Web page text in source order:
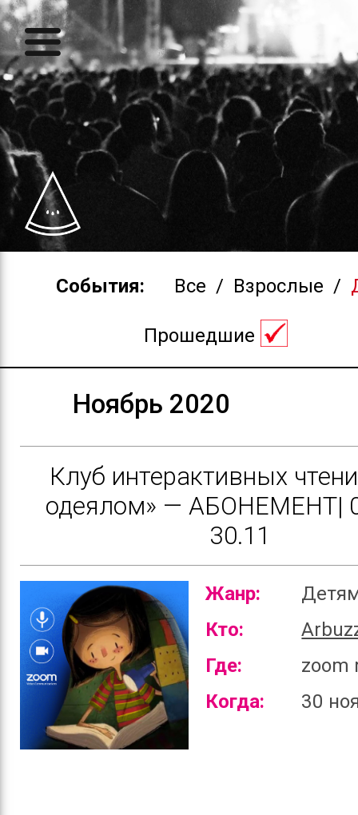
События: Все / Взрослые /
Прошедшие
Ноябрь 2020
Клуб интерактивных
одеялом» — АБОНЕМЕНТ|
30.11
Жанр:
Кто:
Где:
zoom
Когда:
30